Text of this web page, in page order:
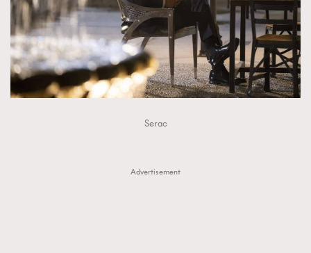
Serac
Advertisement